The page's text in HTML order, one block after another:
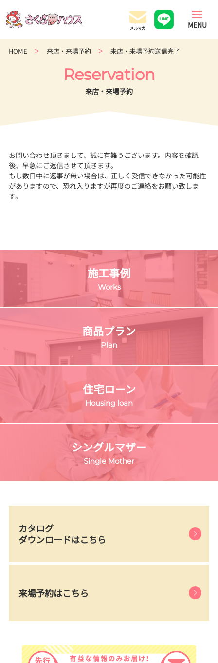
の
超
ー
コ
門
店
HOME 来店・来場予約 来店・来場予約送信完了
Reservation
来店・来場予約
お問い合わせ頂きまして、誠に有難うございます。内容を確認
後、早急にご返信させて頂きます。
もし数日中に返事が無い場合は、正しく受信できなかった可能性
がありますので、恐れ入りますが再度のご連絡をお願い致しま
す。
施工事例
Works
商品プラン
Plan
住宅ローン
Housing loan
シングルマザー
Single Mother
カタログ
ダウンロードはこちら
来場予約はこちら